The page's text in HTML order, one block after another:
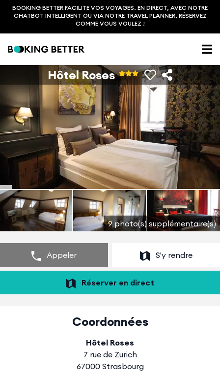
BOOKING BETTER FACILITE VOS VOYAGES. EN DIRECT, AVEC NOTRE
CHATBOT INTELLIGENT OU VIA NOTRE TRAVEL PLANNER, RÉSERVEZ
COMME VOUS VOULEZ !
9 photo(s) supplémentaire(s)
Hôtel Roses
Appeler S'y rendre
Réserver en direct
Coordonnées
Hôtel Roses
7 rue de Zurich
67000 Strasbourg